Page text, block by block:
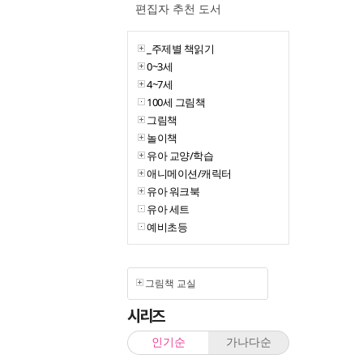
편집자 추천 도서
_주제별 책읽기
0~3세
4~7세
100세 그림책
그림책
놀이책
유아 교양/학습
애니메이션/캐릭터
유아 워크북
유아 세트
예비초등
그림책 교실
시리즈
인기순 가나다순